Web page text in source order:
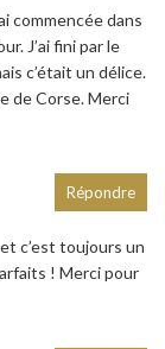
commencée dans
J’ai fini par le
c’était un délice.
de Corse. Merci
c’est toujours un
! Merci pour
Répondre